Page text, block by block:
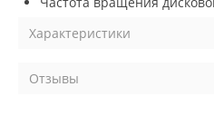
Характеристики
Отзывы